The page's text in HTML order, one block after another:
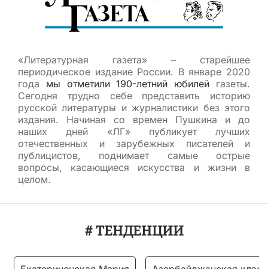
«Литературная газета» – старейшее
периодическое издание России. В январе 2020
года мы отметили 190-летний юбилей газеты.
Сегодня трудно себе представить историю
русской литературы и журналистики без этого
издания. Начиная со времен Пушкина и до
наших дней «ЛГ» публикует лучших
отечественных и зарубежных писателей и
публицистов, поднимает самые острые
вопросы, касающиеся искусства и жизни в
целом.
# ТЕНДЕНЦИИ